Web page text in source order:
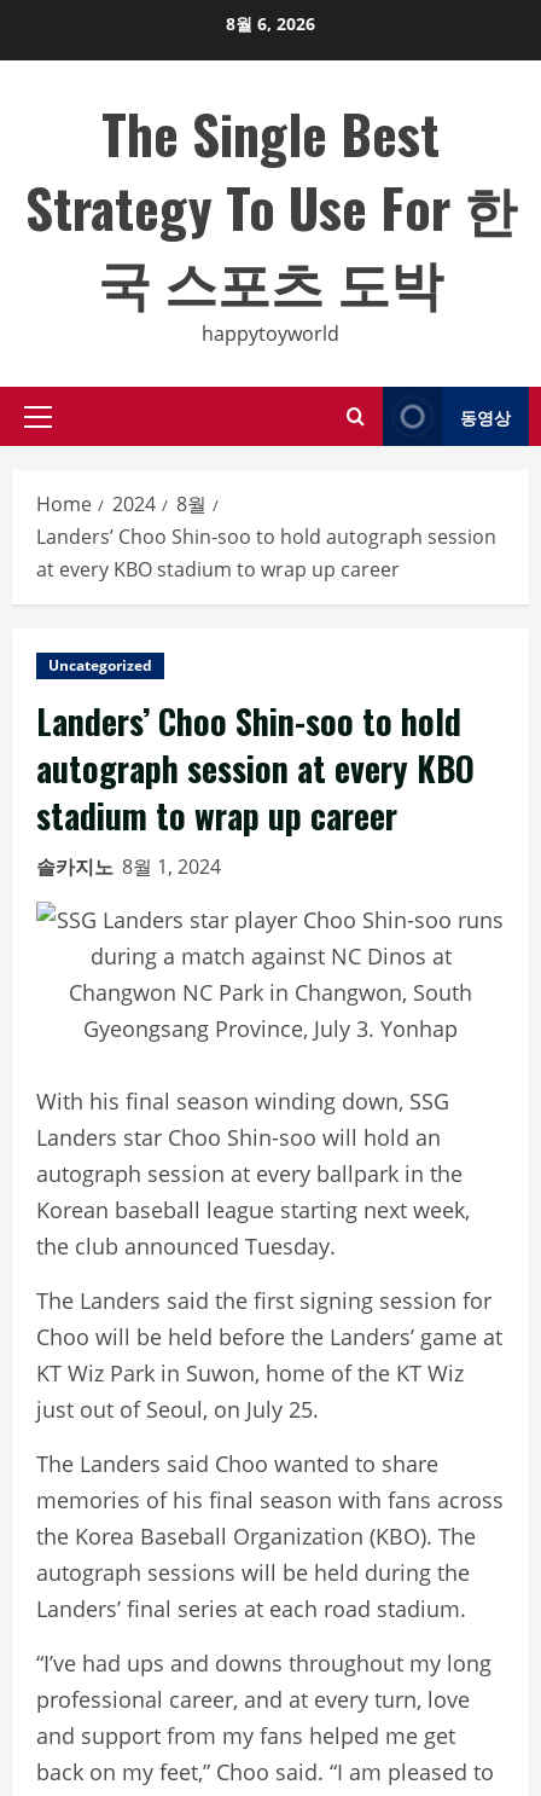
8월 6, 2026
The Single Best
Strategy To Use For 한
국 스포츠 도박
happytoyworld
Primary
동영상
Home 2024
8월
Landers’ Choo Shin-soo to hold autograph session
at every KBO stadium to wrap up career
Uncategorized
Landers’ Choo Shin-soo to hold
autograph session at every KBO
stadium to wrap up career
솔카지노 8월 1, 2024
With his final season winding down, SSG
Landers star Choo Shin-soo will hold an
autograph session at every ballpark in the
Korean baseball league starting next week,
the club announced Tuesday.
The Landers said the first signing session for
Choo will be held before the Landers’ game at
KT Wiz Park in Suwon, home of the KT Wiz
just out of Seoul, on July 25.
The Landers said Choo wanted to share
memories of his final season with fans across
the Korea Baseball Organization (KBO). The
autograph sessions will be held during the
Landers’ final series at each road stadium.
“I’ve had ups and downs throughout my long
professional career, and at every turn, love
and support from my fans helped me get
back on my feet,” Choo said. “I am pleased to